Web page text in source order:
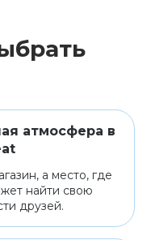
атмосфера в
а место, где
найти свою
друзей.